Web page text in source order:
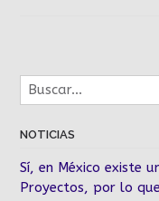
NOTICIAS
Sí, en México existe
Proyectos, por lo